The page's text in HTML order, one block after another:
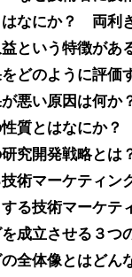
はなにか？ 両利
という特徴があ
どのように評価
悪い原因は何か
質とはなにか？
究開発戦略とは
術マーケティン
る技術マーケテ
成立させる３つ
全体像とはどん